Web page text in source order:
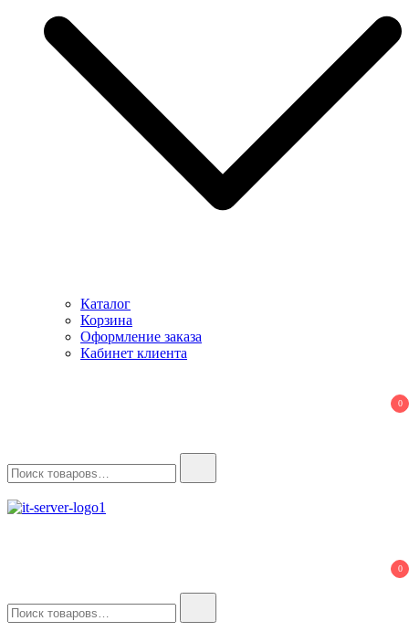
Каталог
Корзина
Оформление заказа
Кабинет клиента
0
0